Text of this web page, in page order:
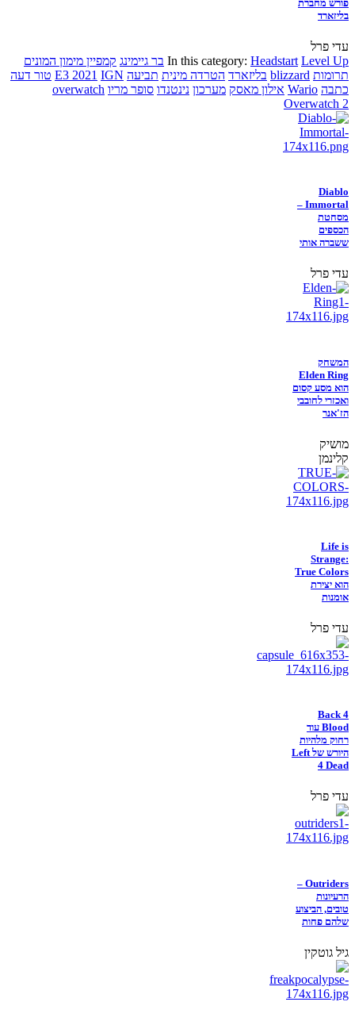
פורש מחברת
בליזארד
עדי פרל
In this category: Headstart Level Up בר גיימינג קמפיין מימון המונים
תרומות blizzard בליזארד הטרדה מינית תביעה E3 2021 IGN
טור דעה
כתבה Wario אילון מאסק מערכון נינטנדו סופר מריו overwatch
Overwatch 2
Diablo
Immortal –
מסחטת
הכספים
ששברה אותי
עדי פרל
המשחק
Elden Ring
הוא מסע קסום
ואכזרי לחובבי
הז'אנר
מושיק
קלינמן
Life is
Strange:
True Colors
הוא יצירת
אומנות
עדי פרל
Back 4
Blood עוד
רחוק מלהיות
היורש של Left
4 Dead
עדי פרל
Outriders –
הרעיונות
טובים, הביצוע
שלהם פחות
גיל גוטקין